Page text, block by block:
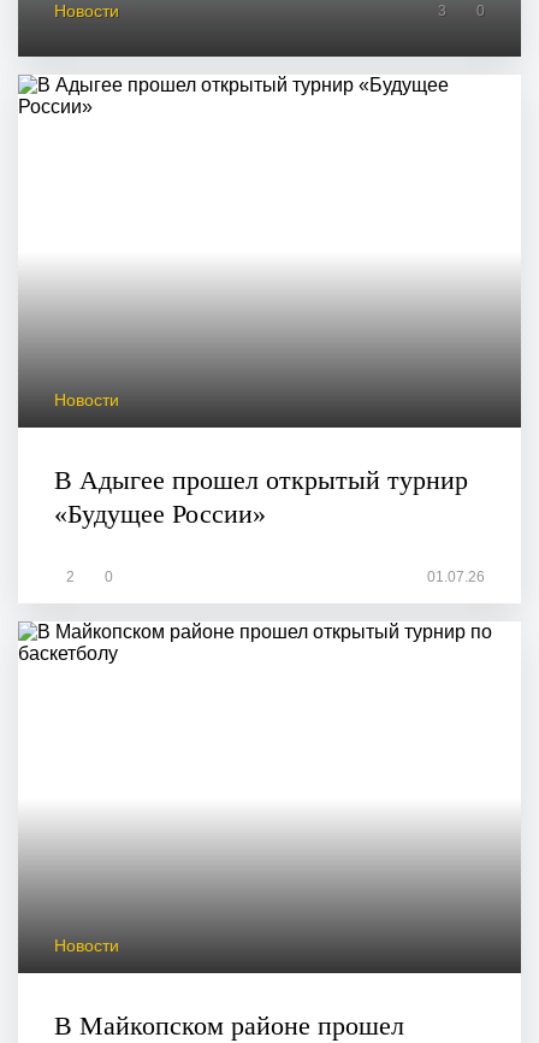
Новости 3 0
Новости
В Адыгее прошел открытый турнир
«Будущее России»
2 0 01.07.26
Новости
В Майкопском районе прошел